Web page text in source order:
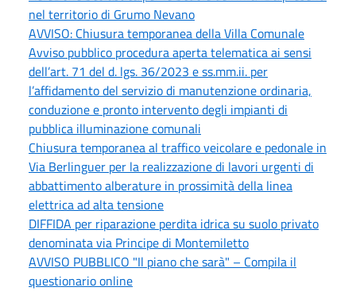
nel territorio di Grumo Nevano
AVVISO: Chiusura temporanea della Villa Comunale
Avviso pubblico procedura aperta telematica ai sensi
dell’art. 71 del d. lgs. 36/2023 e ss.mm.ii. per
l’affidamento del servizio di manutenzione ordinaria,
conduzione e pronto intervento degli impianti di
pubblica illuminazione comunali
Chiusura temporanea al traffico veicolare e pedonale in
Via Berlinguer per la realizzazione di lavori urgenti di
abbattimento alberature in prossimità della linea
elettrica ad alta tensione
DIFFIDA per riparazione perdita idrica su suolo privato
denominata via Principe di Montemiletto
AVVISO PUBBLICO "Il piano che sarà" – Compila il
questionario online